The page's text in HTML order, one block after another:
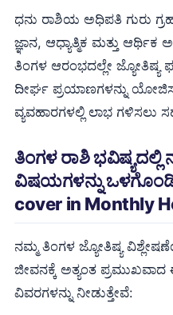
ಧನು ರಾಶಿಯ ಅಧಿಪತಿ ಗುರು
ಜ್ಞಾನ, ಆಧ್ಯಾತ್ಮಿಕ ಮತ್ತು ಆರ್ಥಿಕ
ತಿಂಗಳ ಆರಂಭದಲ್ಲೇ ಜ್ಯೋತಿಷ್ಯ
ದೀರ್ಘ ಪ್ರಯಾಣಗಳನ್ನು
ವ್ಯವಹಾರಗಳಲ್ಲಿ ಲಾಭ ಗಳಿಸಲು
ತಿಂಗಳ ರಾಶಿ
ವಿಷಯಗಳನ್ನು
cover in Monthly
ನಮ್ಮ ತಿಂಗಳ ಜ್ಯೋತಿಷ್ಯ
ಜೀವನಕ್ಕೆ ಅತ್ಯಂತ ಪ್ರಮುಖವಾದ
ವಿವರಗಳನ್ನು ನೀಡುತ್ತೇವೆ: